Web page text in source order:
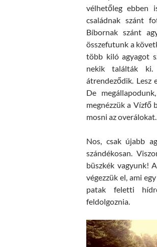
vélhetőleg ebben
családnak szánt
Bíbornak szánt
összefutunk a
több kiló agyagot
nekik találták ki.
átrendeződik. Lesz
De
megnézzük a Vízfő
mosni az overálokat.
Nos, csak újabb
szándékosan.
büszkék vagyunk!
végezzük el, ami
patak feletti
feldolgoznia.